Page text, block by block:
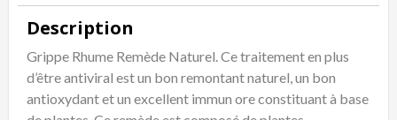
Description
Grippe Rhume Remède Naturel. Ce traitement en plus
d’être antiviral est un bon remontant naturel, un bon
antioxydant et un excellent immun ore constituant à base